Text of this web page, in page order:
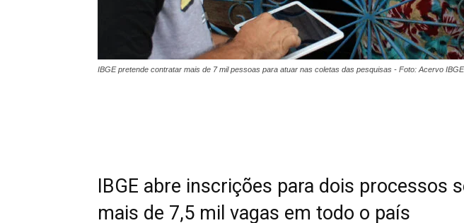
IBGE pretende contratar mais de 7 mil pessoas para atuar nas coletas das pesquisas - Foto: Acervo IBGE
IBGE abre inscrições para dois processos
mais de 7,5 mil vagas em todo o país